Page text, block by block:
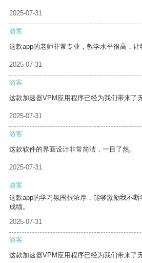
2025-07-31
游客
这款app的老师非常专业，教学水平很高，让
2025-07-31
游客
这款加速器VPM应用程序已经为我们带来了
2025-07-31
游客
这款软件的界面设计非常简洁，一目了然。
2025-07-31
游客
这款app的学习氛围很浓厚，能够激励我不
成绩。
2025-07-31
游客
这款加速器VPM应用程序已经为我们带来了